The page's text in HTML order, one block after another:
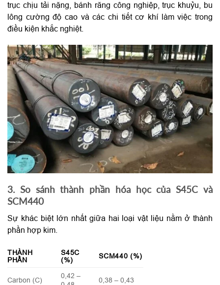
trục chịu tải nặng, bánh răng công nghiệp, trục khuỷu, bu
lông cường độ cao và các chi tiết cơ khí làm việc trong
điều kiện khắc nghiệt.
3. So sánh thành phần hóa học của S45C và
SCM440
Sự khác biệt lớn nhất giữa hai loại vật liệu nằm ở thành
phần hợp kim.
THÀNH
PHẦN
S45C
(%)
SCM440 (%)
Carbon (C)
0,42 –
0,38 – 0,43